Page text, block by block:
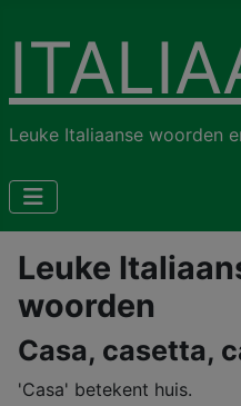
Leuke Italiaanse woorden
Leuke
woorden
Casa, casetta,
'Casa' betekent huis.